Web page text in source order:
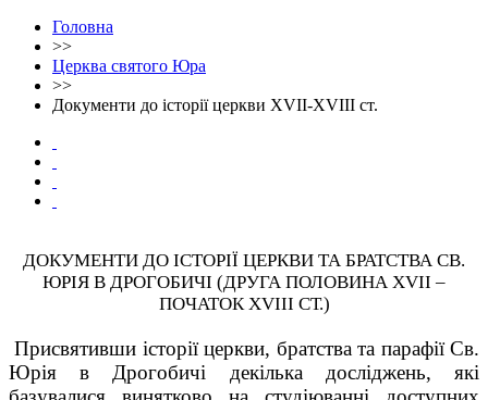
Головна
>>
Церква святого Юра
>>
Документи до історії церкви XVII-XVIII ст.
ДОКУМЕНТИ ДО ІСТОРІЇ ЦЕРКВИ ТА БРАТСТВА СВ.
ЮРІЯ В ДРОГОБИЧІ (ДРУГА ПОЛОВИНА XVII –
ПОЧАТОК XVIII СТ.)
Присвятивши історії церкви, братства та парафії Св.
Юрія в Дрогобичі декілька досліджень, які